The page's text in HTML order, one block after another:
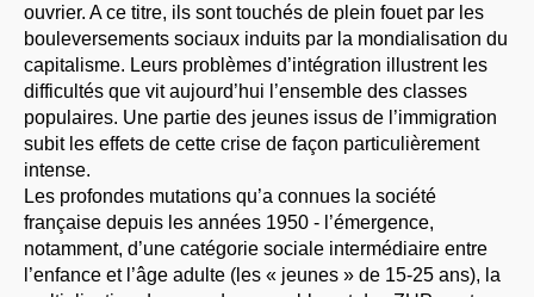
ouvrier. A ce titre, ils sont touchés de plein fouet par les
bouleversements sociaux induits par la mondialisation du
capitalisme. Leurs problèmes d’intégration illustrent les
difficultés que vit aujourd’hui l’ensemble des classes
populaires. Une partie des jeunes issus de l’immigration
subit les effets de cette crise de façon particulièrement
intense.
Les profondes mutations qu’a connues la société
française depuis les années 1950 - l’émergence,
notamment, d’une catégorie sociale intermédiaire entre
l’enfance et l’âge adulte (les « jeunes » de 15-25 ans), la